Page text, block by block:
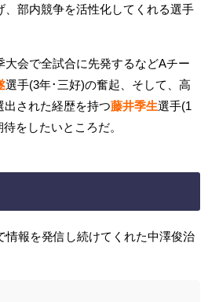
、部内競争を活性化してくれる選手
大会で全試合に先発するなどAチー
選手(3年･三好)の奮起、そして、高
出された経歴を持つ藤井季生選手(1
をしたいところだ。
情報を発信し続けてくれた中澤俊治